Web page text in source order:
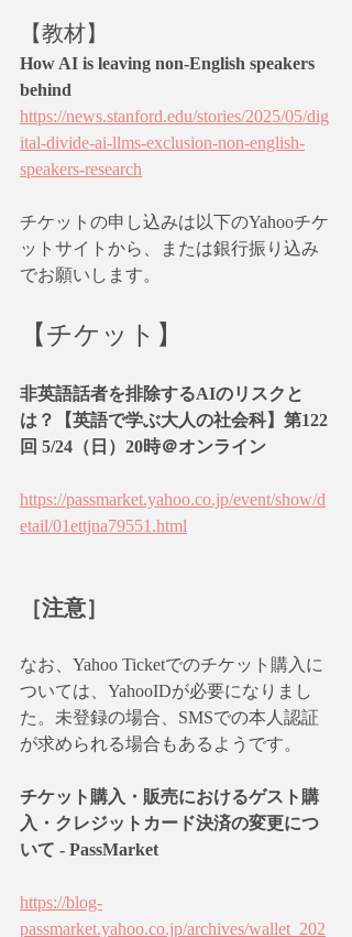
【教材】
How AI is leaving non-English speakers
behind
https://news.stanford.edu/stories/2025/05/dig
ital-divide-ai-llms-exclusion-non-english-
speakers-research
チケットの申し込みは以下のYahooチケ
ットサイトから、または銀行振り込み
でお願いします。
【チケット】
非英語話者を排除するAIのリスクと
は？【英語で学ぶ大人の社会科】第122
回 5/24（日）20時＠オンライン
https://passmarket.yahoo.co.jp/event/show/d
etail/01ettjna79551.html
［注意］
なお、Yahoo Ticketでのチケット購入に
ついては、YahooIDが必要になりまし
た。未登録の場合、SMSでの本人認証
が求められる場合もあるようです。
チケット購入・販売におけるゲスト購
入・クレジットカード決済の変更につ
いて - PassMarket
https://blog-
passmarket.yahoo.co.jp/archives/wallet_202